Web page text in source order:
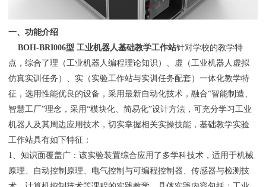
一、功能介绍
BOH-BRI006型 工业机器人基础教学工作站针对学校的教学特
点，综合了理（工业机器人编程理论知识）、虚（工业机器人虚拟
仿真实训任务）、实（实验工作站与实训任务配套）一体化教学特
征，选用性能优良的设备，采用最新自动化技术，融合“智能制造、
智慧工厂”理念，采用“模块化、简易化”设计方法，可充分学习工业
机器人及其周边应用技术，切实掌握相关实操技能，基础教学实验
工作站具有如下特征：
1、知识面覆盖广：该实验装置综合应用了多学科技术，适用于机械
原理、自动控制原理、电气控制与可编程控制器、传感器与检测技